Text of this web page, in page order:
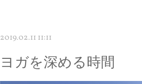
2019.02.11 11:11
ヨガを深める時間